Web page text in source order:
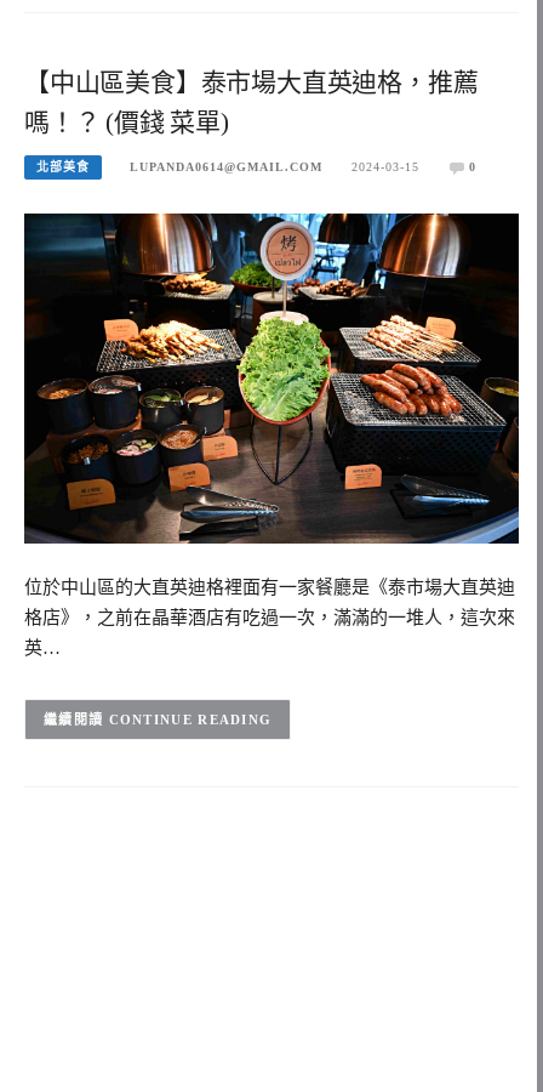
【中山區美食】泰市場大直英迪格，推薦
嗎！？ (價錢 菜單)
北部美食 LUPANDA0614@GMAIL.COM 2024-03-15 0
位於中山區的大直英迪格裡面有一家餐廳是《泰市場大直英迪
格店》，之前在晶華酒店有吃過一次，滿滿的一堆人，這次來
英…
CONTINUE READING